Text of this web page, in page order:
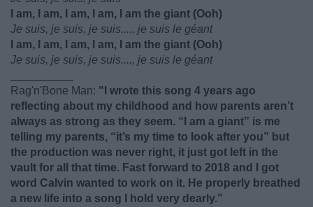
I am, I am, I am, I am, I am the giant (Ooh)
Je suis, je suis, je suis...., je suis le géant
I am, I am, I am, I am, I am the giant (Ooh)
Je suis, je suis, je suis...., je suis le géant
Rag'n'Bone Man: "I wrote this song 4 years ago
reflecting about my childhood and how parents aren’t
always as strong as they seem. “I am a giant” is me
telling my parents, “it’s my time to look after you” but
the production was never right, it just got left in the
vault for all that time. Fast forward to 2018 and I got
word Calvin wanted to work on it. He properly breathed
a new life into a song I hold very dearly."